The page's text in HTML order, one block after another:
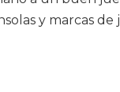
y marcas